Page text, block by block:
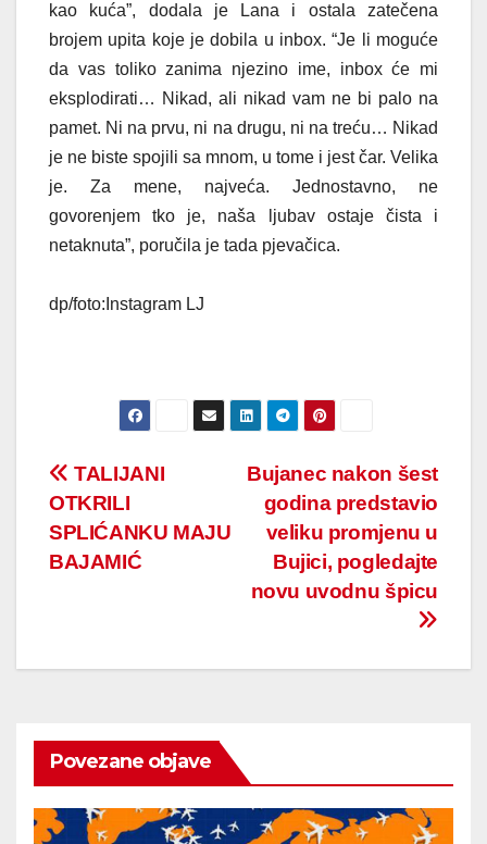
kao kuća”, dodala je Lana i ostala zatečena
brojem upita koje je dobila u inbox. “Je li moguće
da vas toliko zanima njezino ime, inbox će mi
eksplodirati… Nikad, ali nikad vam ne bi palo na
pamet. Ni na prvu, ni na drugu, ni na treću… Nikad
je ne biste spojili sa mnom, u tome i jest čar. Velika
je. Za mene, najveća. Jednostavno, ne
govorenjem tko je, naša ljubav ostaje čista i
netaknuta”, poručila je tada pjevačica.
dp/foto:Instagram LJ
Post
navigation
Bujanec nakon šest
godina predstavio
veliku promjenu u
Bujici, pogledajte
novu uvodnu špicu
TALIJANI
OTKRILI
SPLIĆANKU MAJU
BAJAMIĆ
Povezane objave